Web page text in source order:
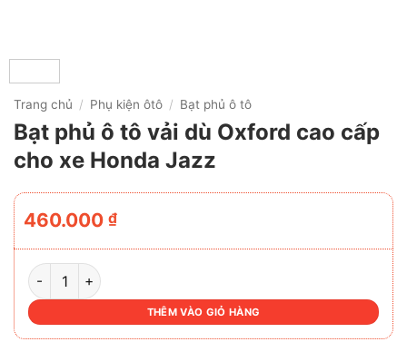
Trang chủ / Phụ kiện ôtô / Bạt phủ ô tô
Bạt phủ ô tô vải dù Oxford cao cấp
cho xe Honda Jazz
460.000 ₫
BẠT PHỦ Ô TÔ VẢI DÙ OXFORD CAO CẤP CHO XE HONDA
THÊM VÀO GIỎ HÀNG